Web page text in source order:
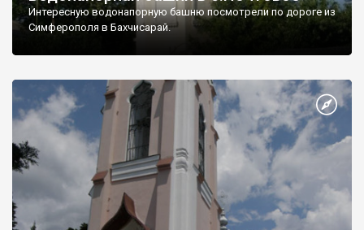
Интересную водонапорную башню посмотрели по дороге из
Симферополя в Бахчисарай.